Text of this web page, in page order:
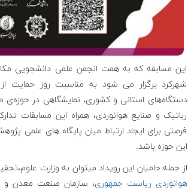
این مسابقه که به همت انجمن علمی دانشجویی
شهرکرد برگزار می شود به مناسبت روز حمایت
دستگاه‌های استانی و کشوری، نمایشگاهی در حوزه‌ی
رباتیک و صنایع هوانوردی، همراه این مسابقات
فرصتی برای ایجاد ارتباط میان پایگاه های علمی
این حوزه باشد.
از جمله حامیان این رویداد میتوان به وزارت
هوانوردی ریاست جمهوری، سازمان صنعت معدن